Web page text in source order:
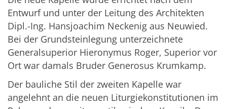
Entwurf und unter der Leitung des Architekten
Dipl.-Ing. Hansjoachim Neckenig aus Neuwied.
Bei der Grundsteinlegung unterzeichnete
Generalsuperior Hieronymus Roger, Superior vor
Ort war damals Bruder Generosus Krumkamp.
Der bauliche Stil der zweiten Kapelle war
angelehnt an die neuen Liturgiekonstitutionen im